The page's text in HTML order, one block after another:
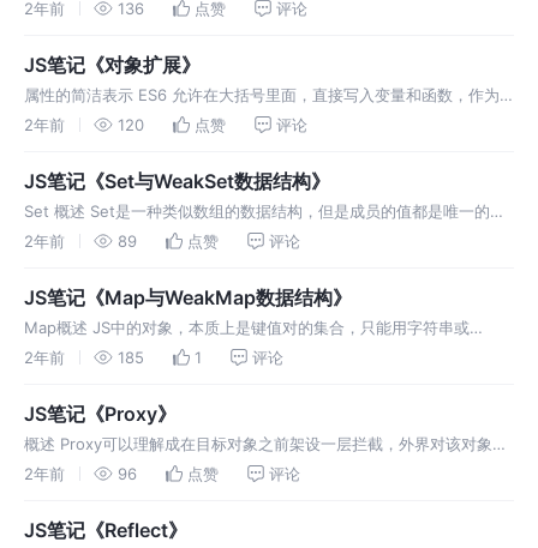
序列。 主要用于函数调用。 只有函数调用时作为参数，扩展运算符才
放在
2年前 136 点赞 评论
JS笔记《对象扩展》
属性的简洁表示 ES6 允许在大括号里面，直接写入变量和函数，作为
对象的属性和方法。 简写的对象方法不能用于构造函数，会报错。 属
名，即
2年前 120 点赞 评论
JS笔记《Set与WeakSet数据结构》
Set 概述 Set是一种类似数组的数据结构，但是成员的值都是唯一的，
没有重复的。内部判断值是否唯一采用的是类似于严格相等的算法，唯
2年前 89 点赞 评论
JS笔记《Map与WeakMap数据结构》
Map概述 JS中的对象，本质上是键值对的集合，只能用字符串或
Symbol当作键名。Map数据结构类似对象，也是键值对的集合，区别
受一
2年前 185 1 评论
JS笔记《Proxy》
概述 Proxy可以理解成在目标对象之前架设一层拦截，外界对该对象的
访问都必须先通过这层拦截，因此提供了一种机制，可以对外界的访问
2年前 96 点赞 评论
JS笔记《Reflect》